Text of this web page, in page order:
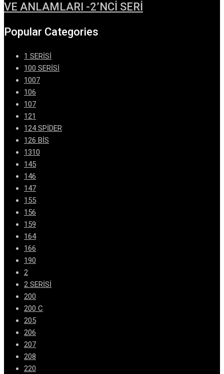
VE ANLAMLARI -2’NCİ SERİ
Popular Categories
1 SERİSİ
100 SERİSİ
1007
106
107
121
124 SPİDER
126 BİS
1310
145
146
147
155
156
159
164
166
190
2
2 SERİSİ
200
200 C
205
206
207
208
220